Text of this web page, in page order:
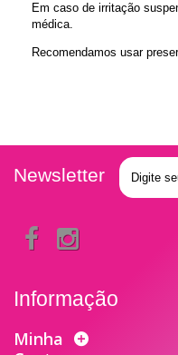
Em caso de irritação
médica.
Recomendamos usar
Newsletter
Informação
Minha